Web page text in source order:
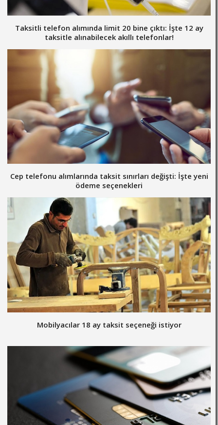
Taksitli telefon alımında limit 20 bine çıktı: İşte 12 ay
taksitle alınabilecek akıllı telefonlar!
Cep telefonu alımlarında taksit sınırları değişti: İşte yeni
ödeme seçenekleri
Mobilyacılar 18 ay taksit seçeneği istiyor